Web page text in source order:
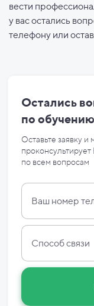
вести
у вас остались
телефону или
Остались
по
Оставьте заявку
по всем вопросам
Способ связи